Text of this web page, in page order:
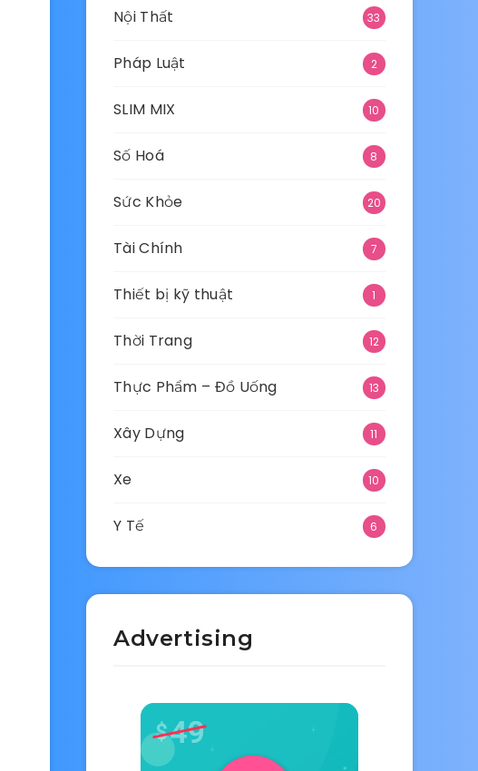
Nội Thất 33
Pháp Luật 2
SLIM MIX 10
Số Hoá 8
Sức Khỏe 20
Tài Chính 7
Thiết bị kỹ thuật 1
Thời Trang 12
Thực Phẩm – Đồ Uống 13
Xây Dựng 11
Xe 10
Y Tế 6
Advertising